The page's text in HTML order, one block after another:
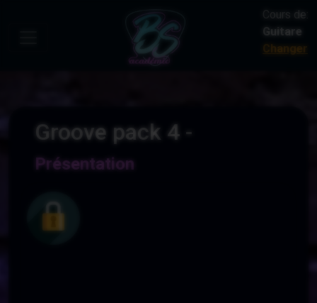
Cours de:
Guitare
Changer
Groove pack 4 -
Présentation